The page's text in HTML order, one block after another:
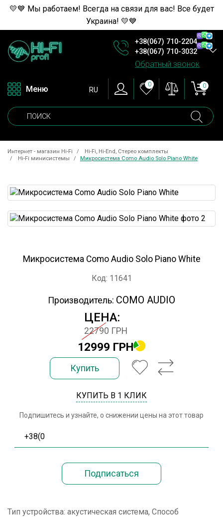
💛💙 Мы работаем! Всегда на связи для вас! Все будет
Украина! 💛💙
+38(067) 710-2204
+38(067) 710-3032
Обратный звонок
Меню RU
0 0
Интернет - магазин Hi-Fi
Hi-Fi, Hi-End, Стерео комплекты
Hi-Fi минисистемы
Микросистема Como Audio Solo Piano White
Микросистема Como Audio Solo Piano White
Код: 11641
Производитель: COMO AUDIO
ЦЕНА:
22790 ГРН
12999 ГРН
Купить
КУПИТЬ В 1 КЛИК
Подпишитесь и узнайте, о снижении цены на этот товар
Тип устройства: акустическая система, Способ